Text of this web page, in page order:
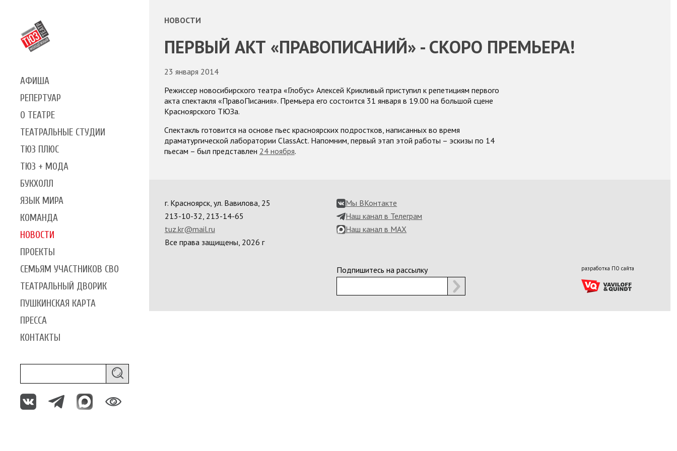
АФИША
РЕПЕРТУАР
О ТЕАТРЕ
ТЕАТРАЛЬНЫЕ СТУДИИ
ТЮЗ ПЛЮС
ТЮЗ + МОДА
БУКХОЛЛ
ЯЗЫК МИРА
КОМАНДА
НОВОСТИ
ПРОЕКТЫ
СЕМЬЯМ УЧАСТНИКОВ СВО
ТЕАТРАЛЬНЫЙ ДВОРИК
ПУШКИНСКАЯ КАРТА
ПРЕССА
КОНТАКТЫ
НОВОСТИ
ПЕРВЫЙ АКТ «ПРАВОПИСАНИЙ» - СКОРО ПРЕМЬЕРА!
23 января 2014
Режиссер новосибирского театра «Глобус» Алексей Крикливый приступил к репетициям первого
акта спектакля «ПравоПисания». Премьера его состоится 31 января в 19.00 на большой сцене
Красноярского ТЮЗа.
Спектакль готовится на основе пьес красноярских подростков, написанных во время
драматургической лаборатории ClassAct. Напомним, первый этап этой работы – эскизы по 14
пьесам – был представлен 24 ноября.
г. Красноярск, ул. Вавилова, 25
213-10-32, 213-14-65
tuz.kr@mail.ru
Все права защищены, 2026 г
Мы ВКонтакте
Наш канал в Телеграм
Наш канал в MAX
Подпишитесь на рассылку разработка ПО сайта